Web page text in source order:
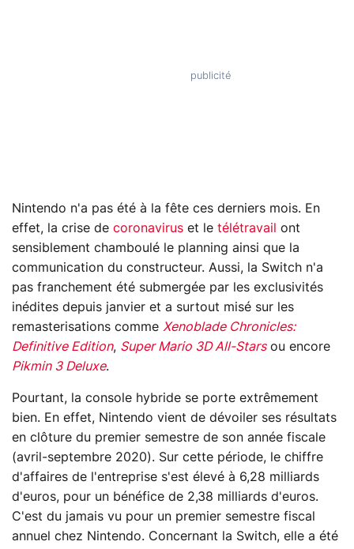
Nintendo n'a pas été à la fête ces derniers mois. En
effet, la crise de coronavirus et le télétravail ont
sensiblement chamboulé le planning ainsi que la
communication du constructeur. Aussi, la Switch n'a
pas franchement été submergée par les exclusivités
inédites depuis janvier et a surtout misé sur les
remasterisations comme Xenoblade Chronicles:
Definitive Edition, Super Mario 3D All-Starsou encore
Pikmin 3 Deluxe.
Pourtant, la console hybride se porte extrêmement
bien. En effet, Nintendo vient de dévoiler ses résultats
en clôture du premier semestre de son année fiscale
(avril-septembre 2020). Sur cette période, le chiffre
d'affaires de l'entreprise s'est élevé à 6,28 milliards
d'euros, pour un bénéfice de 2,38 milliards d'euros.
C'est du jamais vu pour un premier semestre fiscal
annuel chez Nintendo. Concernant la Switch, elle a été